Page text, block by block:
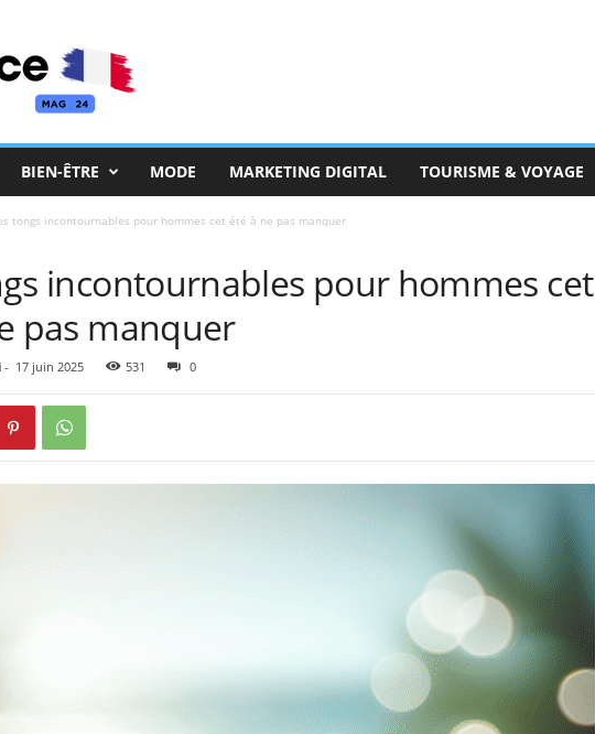
BIEN-ÊTRE MODE MARKETING DIGITAL TOURISME & VOYAGE
tongs incontournables pour hommes cet été à ne pas manquer
incontournables pour hommes cet
pas manquer
- 17 juin 2025 531 0